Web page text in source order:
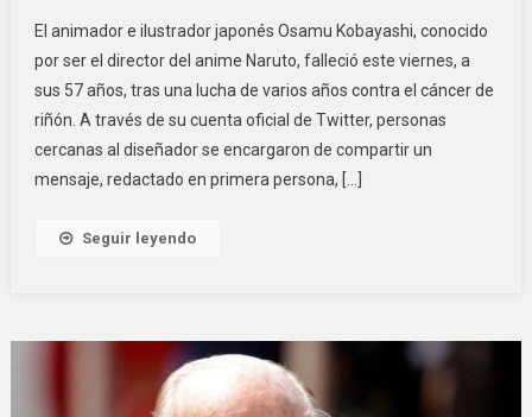
El animador e ilustrador japonés Osamu Kobayashi, conocido
por ser el director del anime Naruto, falleció este viernes, a
sus 57 años, tras una lucha de varios años contra el cáncer de
riñón. A través de su cuenta oficial de Twitter, personas
cercanas al diseñador se encargaron de compartir un
mensaje, redactado en primera persona, […]
Seguir leyendo